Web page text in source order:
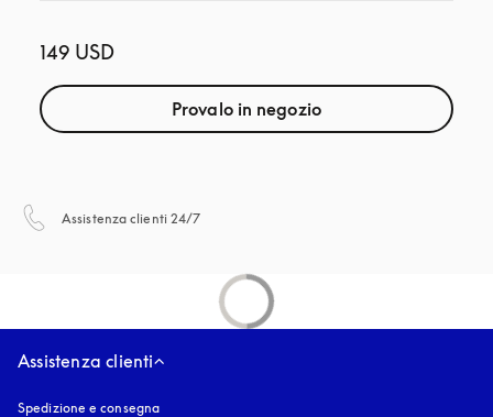
149 USD
Provalo in negozio
Assistenza clienti 24/7
Assistenza clienti
Spedizione e consegna